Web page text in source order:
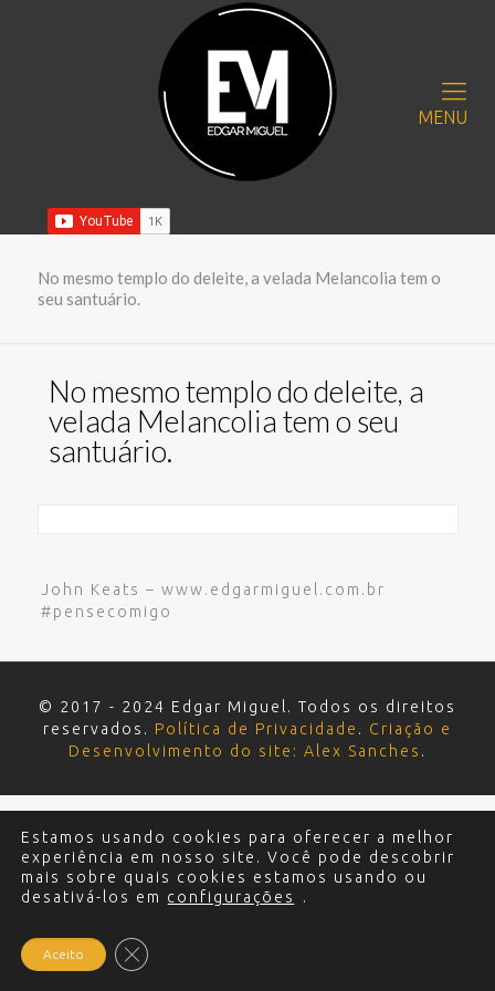
MENU
No mesmo templo do deleite, a velada Melancolia tem o
seu santuário.
No mesmo templo do deleite, a
velada Melancolia tem o seu
santuário.
John Keats – www.edgarmiguel.com.br
#pensecomigo
© 2017 - 2024 Edgar Miguel. Todos os direitos
reservados. Política de Privacidade . Criação e
Desenvolvimento do site: Alex Sanches .
Estamos usando cookies para oferecer a melhor
experiência em nosso site. Você pode descobrir
mais sobre quais cookies estamos usando ou
desativá-los em configurações .
Aceito Close GDPR Cookie Banner